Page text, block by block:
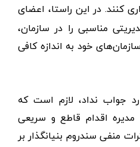
کنند. در این راستا، اعضای
مناسبی را در سازمان،
خود به اندازه کافی
جواب نداد، لازم است که
اقدام قاطع و سریعی
منفی سندروم بنیانگذار بر